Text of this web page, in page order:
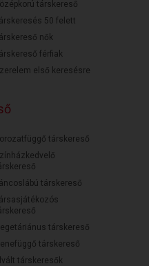
társkereső
50 felett
nők
férfiak
első keresésre
társkereső
társkereső
társkereső
társkereső
társkeresők